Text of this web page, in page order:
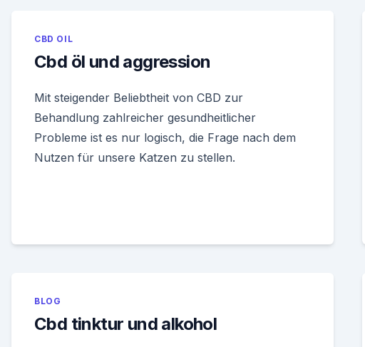
CBD OIL
Cbd öl und aggression
Mit steigender Beliebtheit von CBD zur
Behandlung zahlreicher gesundheitlicher
Probleme ist es nur logisch, die Frage nach dem
Nutzen für unsere Katzen zu stellen.
BLOG
Cbd tinktur und alkohol